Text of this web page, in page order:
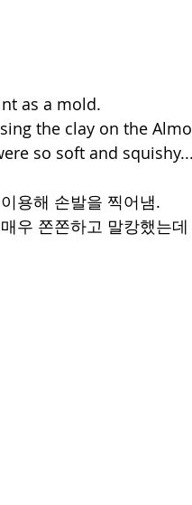
as a mold.
the clay on the
so soft and
용해 손발을 찍어냄.
우 쫀쫀하고 말캉했는